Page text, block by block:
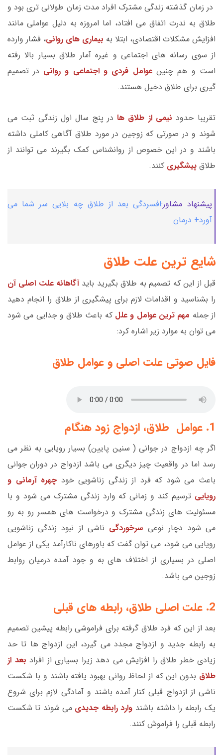
در زمان گذشته زندگی مشترک افراد مدت زمان طولانی تری بود و
طلاق به ندرت اتفاق می افتاد، اما امروزه به دلیل عواملی مانند
افزایش مشکلات اقتصادی، ابتلا به بیماری های روانی، فشار وارده
از سوی رسانه های اجتماعی و غیره آمار طلاق بسیار بالا رفته
است و هم چنین عوامل فردی و اجتماعی و روانی در تصمیم
گیری برای طلاق دخیل هستند.
تقریبا حدود نیمی از طلاق ها در پنج سال اول زندگی ثبت می
شوند و در صورتی که زوجین در مورد طلاق آگاهی کاملی داشته
باشند و در این خصوص از روانشناس کمک بگیرند می توانند از
طلاق پیشگیری کنند.
پیشنهاد مشاور:افسردگی بعد از طلاق چه بلایی سر شما می
آورد+ درمان
شایع ترین علت طلاق
قبل از این که تصمیم به طلاق بگیرید باید آگاهانه علت اصلی آن
را بشناسید و اقدامات لازم برای پیشگیری از طلاق را انجام دهید
از جمله مهم ترین عوامل و علل که باعث طلاق و جدایی می شود
می توان به موارد زیر اشاره کرد:
فایل صوتی علت اصلی و عوامل طلاق
1. عوامل طلاق، ازدواج زود هنگام
اگر چه ازدواج در جوانی ( سنین پایین) بسیار رویایی به نظر می
رسد اما در واقعیت چیز دیگری می باشد ازدواج در دوران جوانی
باعث می شود که فرد از زندگی زناشویی خود چهره آرمانی و
رویایی ترسیم کند و زمانی که وارد زندگی مشترک می شود و با
مسئولیت های زندگی مشترک و درخواست های همسر رو به رو
می شود دچار نوعی سرخوردگی ناشی از نبود زندگی زناشویی
رویایی می شود، می توان گفت که باورهای ناکارآمد یکی از عوامل
اصلی در بسیاری از اختلاف های به و جود آمده درمیان روابط
زوجین می باشد.
2. علت اصلی طلاق، رابطه های قبلی
بعد از این که فرد طلاق گرفته برای فراموشی رابطه پیشین تصمیم
به رابطه جدید و ازدواج مجدد می گیرد، این ازدواج ها تا حد
زیادی خطر طلاق را افزایش می دهد زیرا بسیاری از افراد بعد از
طلاق بدون این که از لحاظ روانی بهبود یافته باشند و با شکست
ناشی از ازدواج قبلی کنار آمده باشند و آمادگی لازم برای شروع
یک رابطه را داشته باشند وارد رابطه جدیدی می شوند تا شکست
رابطه قبلی را فراموش کنند.